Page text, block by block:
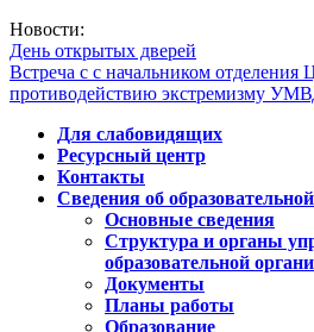
Новости:
День открытых дверей
Встреча с с начальником отделения
противодействию экстремизму
Для слабовидящих
Ресурсный центр
Контакты
Сведения об
Основные сведения
Структура и органы
образовательной
Документы
Планы работы
Образование